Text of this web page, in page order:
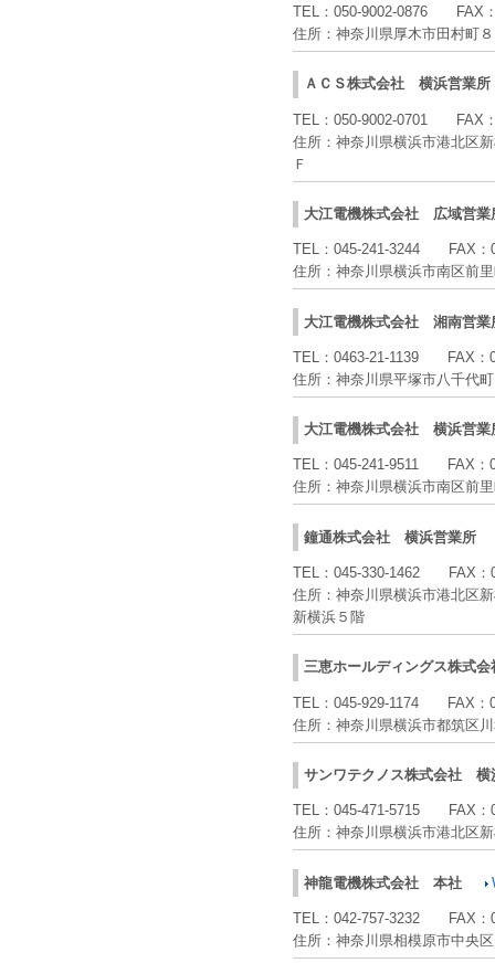
TEL： 050-9002-0876
FAX
住所： 神奈川県厚木市田村町
ＡＣＳ株式会社 横浜営業所
TEL： 050-9002-0701
FAX
住所： 神奈川県横浜市港北区
Ｆ
大江電機株式会社 広域営業
TEL： 045-241-3244 FAX：
住所： 神奈川県横浜市南区前
大江電機株式会社 湘南営業
TEL： 0463-21-1139 FAX：
住所： 神奈川県平塚市八千代
大江電機株式会社 横浜営業
TEL： 045-241-9511 FAX：
住所： 神奈川県横浜市南区前
鐘通株式会社 横浜営業所
TEL： 045-330-1462 FAX：
住所： 神奈川県横浜市港北区
新横浜５階
三恵ホールディングス株式会
TEL： 045-929-1174 FAX：
住所： 神奈川県横浜市都筑区
サンワテクノス株式会社 横
TEL： 045-471-5715 FAX：
住所： 神奈川県横浜市港北区
神龍電機株式会社 本社
TEL： 042-757-3232 FAX：
住所： 神奈川県相模原市中央